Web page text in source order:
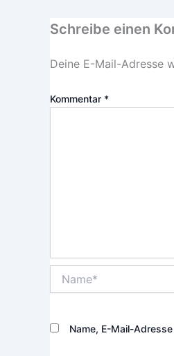
Schreibe einen
Deine E-Mail-Adresse
Kommentar *
Name, E-Mail-